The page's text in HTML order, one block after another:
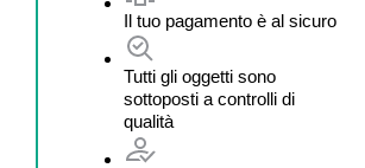
Il tuo pagamento è al sicuro
Tutti gli oggetti sono
sottoposti a controlli di
qualità